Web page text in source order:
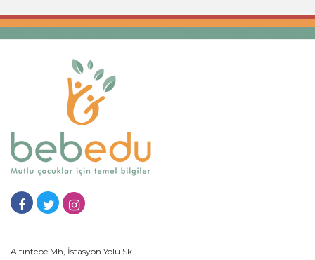
Altıntepe Mh, İstasyon Yolu Sk